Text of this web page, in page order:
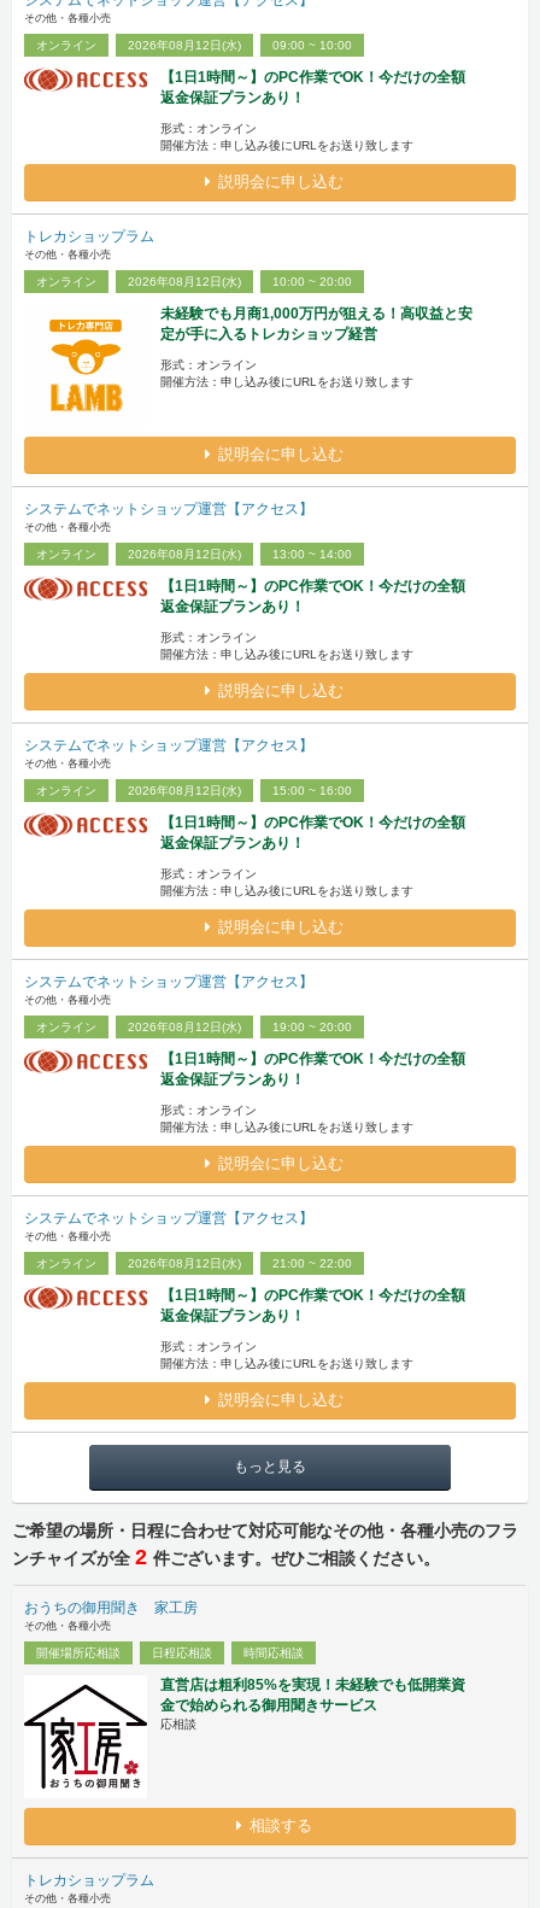
その他・各種小売
オンライン 2026年08月12日(水) 09:00 ~ 10:00
【1日1時間～】のPC作業でOK！今だけの全額
返金保証プランあり！
形式：オンライン
開催方法：申し込み後にURLをお送り致します
説明会に申し込む
トレカショップラム
その他・各種小売
オンライン 2026年08月12日(水) 10:00 ~ 20:00
未経験でも月商1,000万円が狙える！高収益と安
定が手に入るトレカショップ経営
形式：オンライン
開催方法：申し込み後にURLをお送り致します
説明会に申し込む
システムでネットショップ運営【アクセス】
その他・各種小売
オンライン 2026年08月12日(水) 13:00 ~ 14:00
【1日1時間～】のPC作業でOK！今だけの全額
返金保証プランあり！
形式：オンライン
開催方法：申し込み後にURLをお送り致します
説明会に申し込む
システムでネットショップ運営【アクセス】
その他・各種小売
オンライン 2026年08月12日(水) 15:00 ~ 16:00
【1日1時間～】のPC作業でOK！今だけの全額
返金保証プランあり！
形式：オンライン
開催方法：申し込み後にURLをお送り致します
説明会に申し込む
システムでネットショップ運営【アクセス】
その他・各種小売
オンライン 2026年08月12日(水) 19:00 ~ 20:00
【1日1時間～】のPC作業でOK！今だけの全額
返金保証プランあり！
形式：オンライン
開催方法：申し込み後にURLをお送り致します
説明会に申し込む
システムでネットショップ運営【アクセス】
その他・各種小売
オンライン 2026年08月12日(水) 21:00 ~ 22:00
【1日1時間～】のPC作業でOK！今だけの全額
返金保証プランあり！
形式：オンライン
開催方法：申し込み後にURLをお送り致します
説明会に申し込む
もっと見る
ご希望の場所・日程に合わせて対応可能なその他・各種小売のフラ
ンチャイズが全 2 件ございます。ぜひご相談ください。
おうちの御用聞き 家工房
その他・各種小売
開催場所応相談 日程応相談 時間応相談
直営店は粗利85%を実現！未経験でも低開業資
金で始められる御用聞きサービス
応相談
相談する
トレカショップラム
その他・各種小売